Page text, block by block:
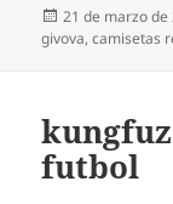
Publicado
el
21 de marzo de
givova,camisetas
futbol